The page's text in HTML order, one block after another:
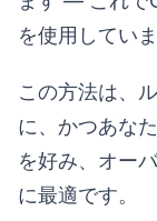
を使用してい
この方法は、
に、かつあな
を好み、オー
に最適です。